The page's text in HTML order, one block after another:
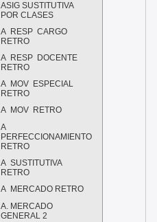
ASIG SUSTITUTIVA
POR CLASES
A RESP CARGO
RETRO
A RESP DOCENTE
RETRO
A MOV ESPECIAL
RETRO
A MOV RETRO
A
PERFECCIONAMIENTO
RETRO
A SUSTITUTIVA
RETRO
A MERCADO RETRO
A. MERCADO
GENERAL 2